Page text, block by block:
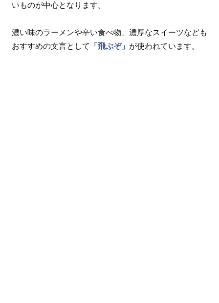
いものが中心となります。
濃い味のラーメンや辛い食べ物、濃厚なスイーツなども
おすすめの文言として
「飛ぶぞ」 が使われています。